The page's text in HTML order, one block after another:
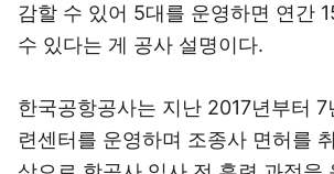
감할 수 있어 5대를 운영하면 연간
수 있다는 게 공사 설명이다.
한국공항공사는 지난 2017년부터
련센터를 운영하며 조종사 면허를